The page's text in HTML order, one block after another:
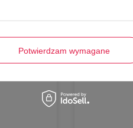
Potwierdzam wymagane